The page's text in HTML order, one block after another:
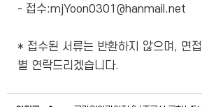
- 접수:mjYoon0301@hanmail.net
* 접수된 서류는 반환하지 않으며, 면
별 연락드리겠습니다.